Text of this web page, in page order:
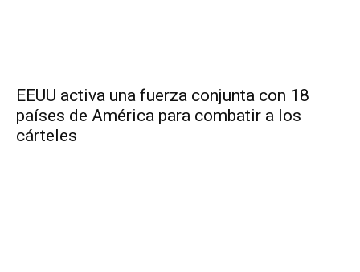
EEUU activa una fuerza conjunta con 18
países de América para combatir a los
cárteles